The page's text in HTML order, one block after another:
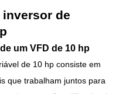
de
um VFD de 10 hp
de 10 hp consiste em
que trabalham juntos para